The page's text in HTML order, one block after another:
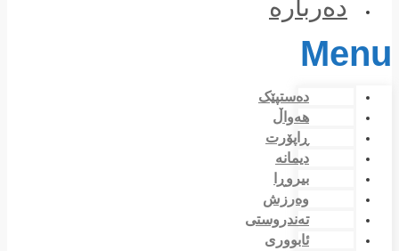
دەربارە
Menu
دەستپێک
هەواڵ
ڕاپۆرت
دیمانە
بیروڕا
وەرزش
تەندروستی
ئابووری